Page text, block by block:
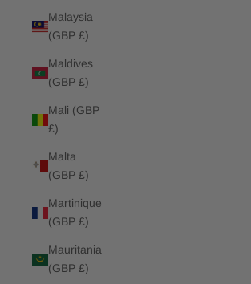
Malaysia
(GBP £)
Maldives
(GBP £)
Mali (GBP
£)
Malta
(GBP £)
Martinique
(GBP £)
Mauritania
(GBP £)